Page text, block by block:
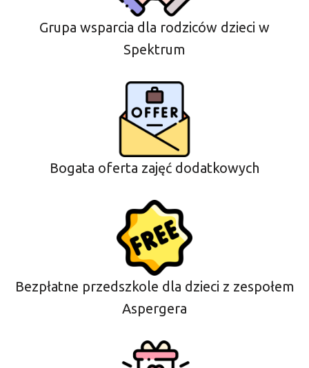
Grupa wsparcia dla rodziców dzieci w
Spektrum
Bogata oferta zajęć dodatkowych
Bezpłatne przedszkole dla dzieci z zespołem
Aspergera